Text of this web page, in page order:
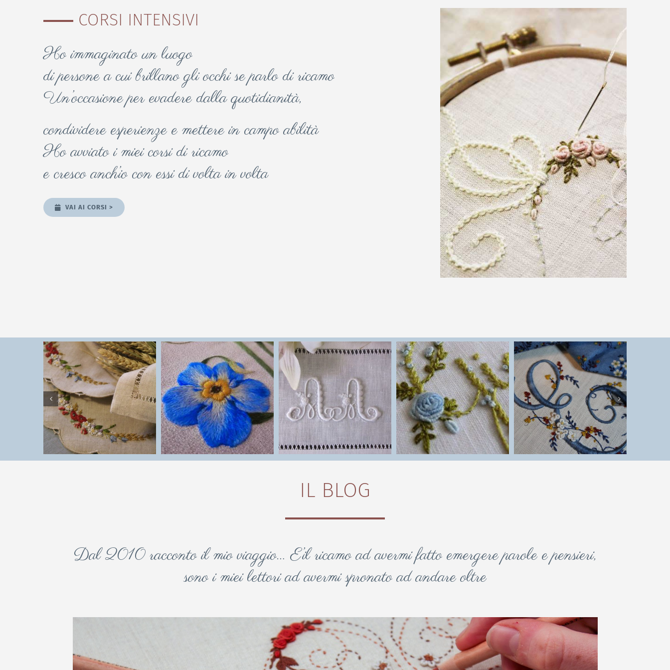
CORSI INTENSIVI
Ho immaginato un luogo
di persone a cui brillano gli occhi se parlo di ricamo
Un’occasione per evadere dalla quotidianità,
condividere esperienze e mettere in campo abilità
Ho avviato i miei corsi di ricamo
e cresco anch’io con essi di volta in volta
VAI AI CORSI >
IL BLOG
Dal 2010 racconto il mio viaggio… E’il ricamo ad avermi fatto emergere parole e pensieri,
sono i miei lettori ad avermi spronato ad andare oltre